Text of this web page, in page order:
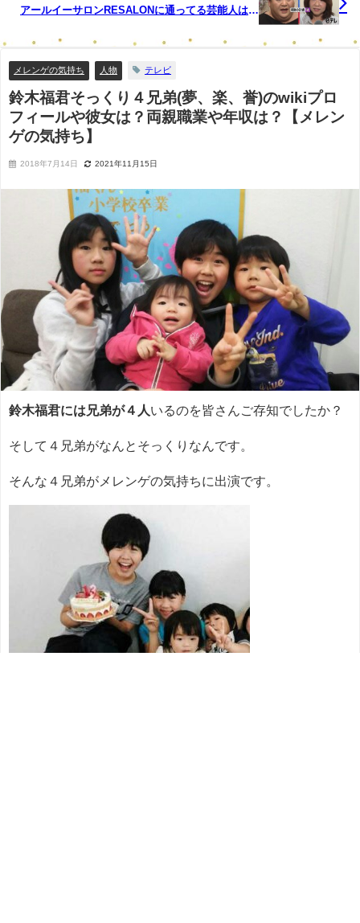
アールイーサロンRESALONに通ってる芸能人は？
メレンゲの気持ち 人物 テレビ
鈴木福君そっくり４兄弟(夢、楽、誉)のwikiプロ
フィールや彼女は？両親職業や年収は？【メレン
ゲの気持ち】
2018年7月14日 2021年11月15日
鈴木福君には兄弟が４人 いるのを皆さんご存知でしたか？
そして４兄弟がなんとそっくりなんです。
そんな４兄弟がメレンゲの気持ちに出演です。